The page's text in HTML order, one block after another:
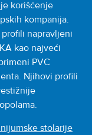
korišćenje
kompanija.
profili napravljeni
kao najveći
PVC
Njihovi profili
stolarije